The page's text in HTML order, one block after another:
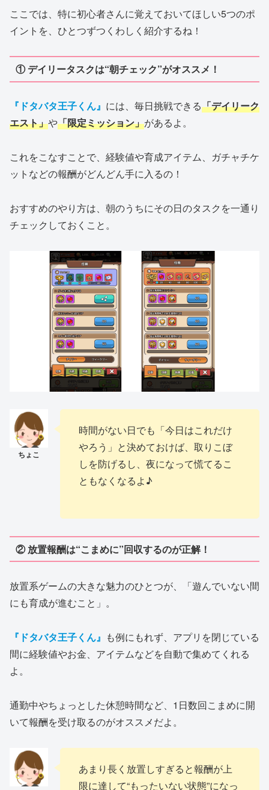
ここでは、特に初心者さんに覚えておいてほしい5つのポ
イントを、ひとつずつくわしく紹介するね！
① デイリータスクは“朝チェック”がオススメ！
『ドタバタ王子くん』 には、毎日挑戦できる「デイリーク
エスト」や「限定ミッション」があるよ。
これをこなすことで、経験値や育成アイテム、ガチャチケ
ットなどの報酬がどんどん手に入るの！
おすすめのやり方は、朝のうちにその日のタスクを一通り
チェックしておくこと。
時間がない日でも「今日はこれだけ
やろう」と決めておけば、取りこぼ
しを防げるし、夜になって慌てるこ
ともなくなるよ♪
② 放置報酬は“こまめに”回収するのが正解！
放置系ゲームの大きな魅力のひとつが、「遊んでいない間
にも育成が進むこと」。
『ドタバタ王子くん』 も例にもれず、アプリを閉じている
間に経験値やお金、アイテムなどを自動で集めてくれる
よ。
通勤中やちょっとした休憩時間など、1日数回こまめに開
いて報酬を受け取るのがオススメだよ。
あまり長く放置しすぎると報酬が上
限に達して“もったいない状態”になっ